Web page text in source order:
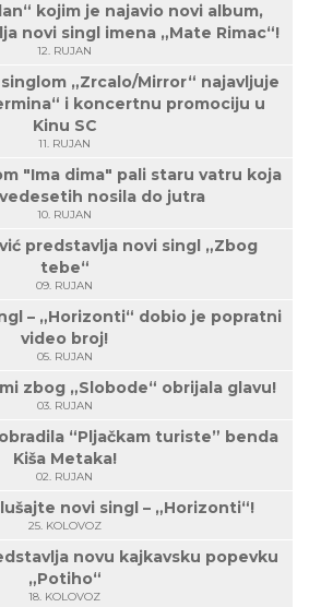
kojim je najavio novi album,
novi singl imena „Mate Rimac“!
12. RUJAN
„Zrcalo/Mirror“ najavljuje
i koncertnu promociju u
Kinu SC
11. RUJAN
"Ima dima" pali staru vatru koja
nosila do jutra
10. RUJAN
predstavlja novi singl „Zbog
tebe“
09. RUJAN
– „Horizonti“ dobio je popratni
video broj!
05. RUJAN
zbog „Slobode“ obrijala glavu!
03. RUJAN
“Pljačkam turiste” benda
Kiša Metaka!
02. RUJAN
novi singl – „Horizonti“!
25. KOLOVOZ
novu kajkavsku popevku
„Potiho“
18. KOLOVOZ